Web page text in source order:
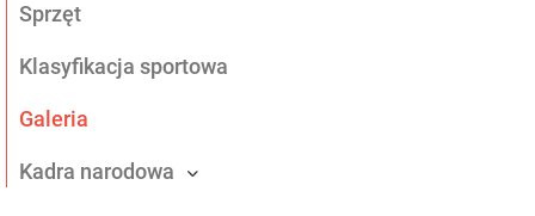
Sprzęt
Klasyfikacja sportowa
Galeria
Kadra narodowa